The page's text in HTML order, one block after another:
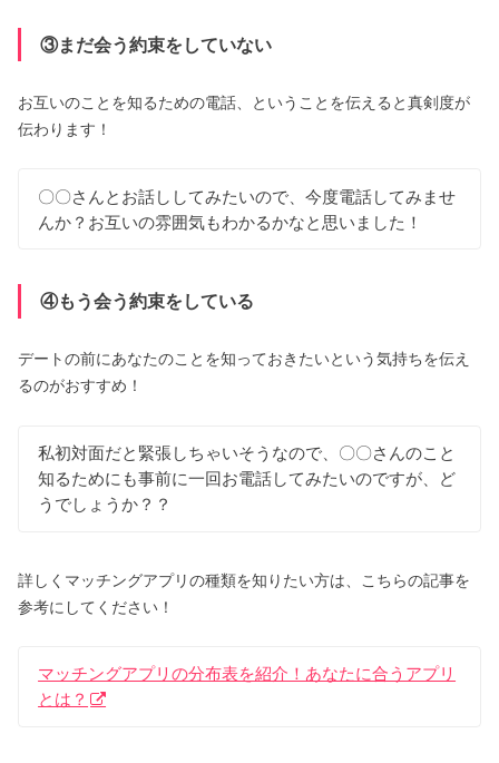
③まだ会う約束をしていない
お互いのことを知るための電話、ということを伝えると真剣度が
伝わります！
〇〇さんとお話ししてみたいので、今度電話してみませ
んか？お互いの雰囲気もわかるかなと思いました！
④もう会う約束をしている
デートの前にあなたのことを知っておきたいという気持ちを伝え
るのがおすすめ！
私初対面だと緊張しちゃいそうなので、〇〇さんのこと
知るためにも事前に一回お電話してみたいのですが、ど
うでしょうか？？
詳しくマッチングアプリの種類を知りたい方は、こちらの記事を
参考にしてください！
マッチングアプリの分布表を紹介！あなたに合うアプリ
とは？